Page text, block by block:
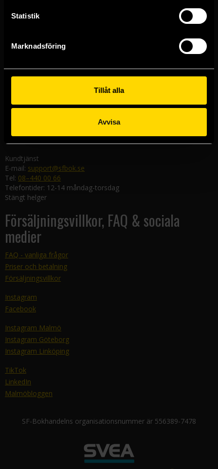
Statistik
Marknadsföring
Tillåt alla
Avvisa
Västerlånggatan 48
Göteborgsbutiken
Kungsgatan 19
Malmöbutiken
582 19 Linköping
Kundtjänst
E-mail: support@sfbok.se
Tel: 08–440 00 66
Telefontider: 12-14 måndag-torsdag
Stängt helger
Försäljningsvillkor, FAQ & sociala
medier
FAQ - vanliga frågor
Priser och betalning
Försäljningsvillkor
Instagram
Facebook
Instagram Malmö
Instagram Göteborg
Instagram Linköping
TikTok
LinkedIn
Malmöbloggen
SF-Bokhandelns organisationsnummer är 556389-7478